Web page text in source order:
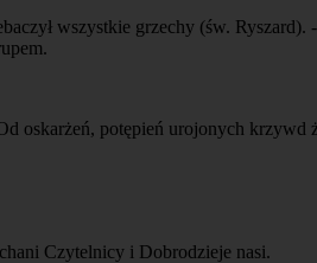
wszystkie grzechy (św.
oskarżeń, potępień urojonych
Czytelnicy i Dobrodzieje nasi.